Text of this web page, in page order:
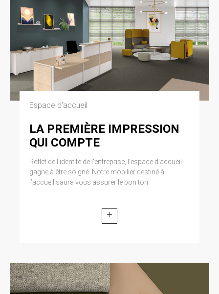
Espace d’accueil
LA PREMIÈRE IMPRESSION
QUI COMPTE
Reflet de l'identité de l'entreprise, l'espace d'accueil
gagne à être soigné. Notre mobilier destiné à
l’accueil saura vous assurer le bon ton.
+